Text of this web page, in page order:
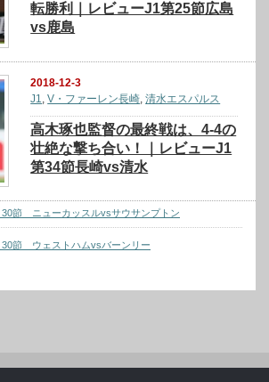
転勝利｜レビューJ1第25節広島
vs鹿島
2018-12-3
J1
,V・ファーレン長崎 ,清水エスパルス
高木琢也監督の最終戦は、4-4の
壮絶な撃ち合い！｜レビューJ1
第34節長崎vs清水
節 ニューカッスルvsサウサンプトン
節 ウェストハムvsバーンリー